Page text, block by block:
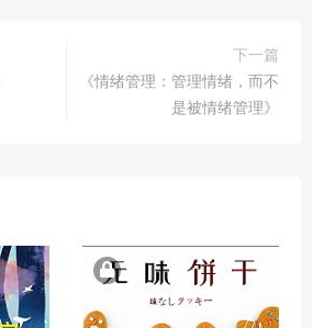
下一篇
《情绪管理：管理情绪，而不
是被情绪管理》